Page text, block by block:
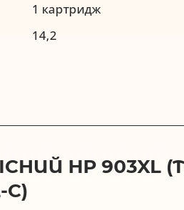
1 картридж
14,2
HP 903XL
C)